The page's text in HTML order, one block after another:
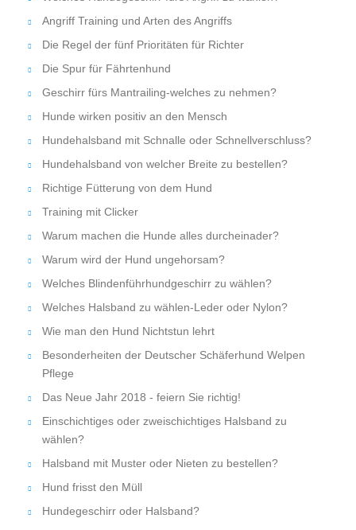
Angriff Training und Arten des Angriffs
Die Regel der fünf Prioritäten für Richter
Die Spur für Fährtenhund
Geschirr fürs Mantrailing-welches zu nehmen?
Hunde wirken positiv an den Mensch
Hundehalsband mit Schnalle oder Schnellverschluss?
Hundehalsband von welcher Breite zu bestellen?
Richtige Fütterung von dem Hund
Training mit Clicker
Warum machen die Hunde alles durcheinader?
Warum wird der Hund ungehorsam?
Welches Blindenführhundgeschirr zu wählen?
Welches Halsband zu wählen-Leder oder Nylon?
Wie man den Hund Nichtstun lehrt
Besonderheiten der Deutscher Schäferhund Welpen
Pflege
Das Neue Jahr 2018 - feiern Sie richtig!
Einschichtiges oder zweischichtiges Halsband zu
wählen?
Halsband mit Muster oder Nieten zu bestellen?
Hund frisst den Müll
Hundegeschirr oder Halsband?